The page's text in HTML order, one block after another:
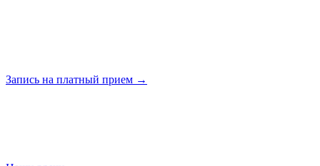
Запись на платный прием →